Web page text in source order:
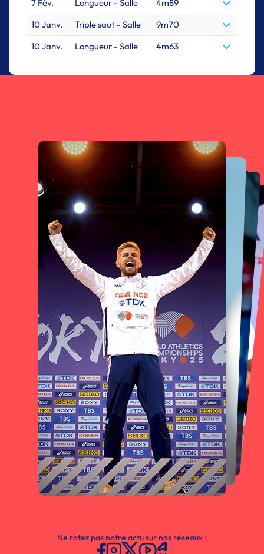
7 Fév.
Longueur - Salle
4m89
10 Janv.
Triple saut - Salle
9m70
10 Janv.
Longueur - Salle 4m63
Ne ratez pas notre actu sur nos réseaux :